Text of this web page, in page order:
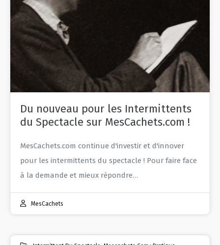
Du nouveau pour les Intermittents
du Spectacle sur MesCachets.com !
MesCachets.com continue d'investir et d'innover
pour les intermittents du spectacle ! Pour faire face
à la demande et mieux répondre…
MesCachets